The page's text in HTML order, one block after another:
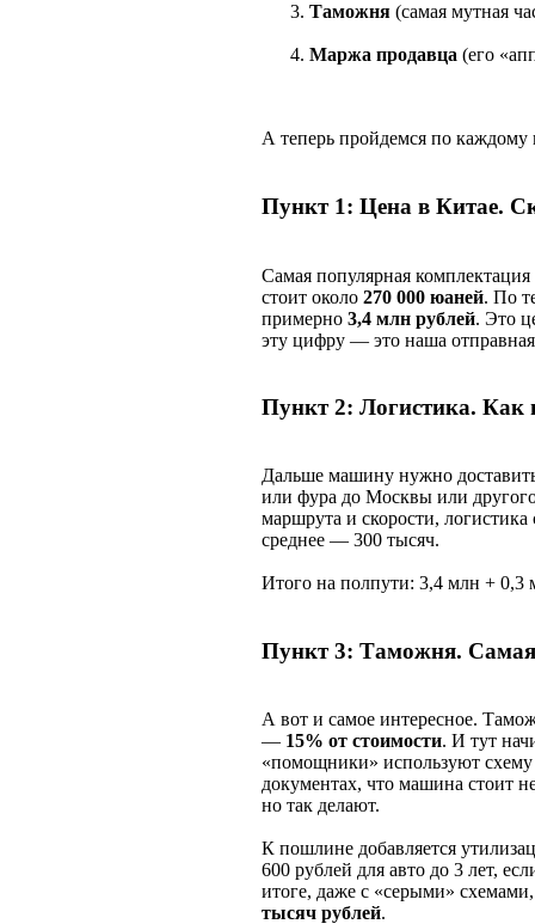
Таможня (самая мутная
Маржа продавца (его
А теперь пройдемся по
Пункт 1: Цена в Китае.
Самая популярная комплектация
стоит около 270 000 юаней. По
примерно 3,4 млн рублей. Это
эту цифру — это наша
Пункт 2: Логистика. Как
Дальше машину нужно
или фура до Москвы или
маршрута и скорости, логистика
среднее — 300 тысяч.
Итого на полпути: 3,4 млн + 0,3
Пункт 3: Таможня. Самая
А вот и самое интересное.
— 15% от стоимости. И тут
«помощники» используют
документах, что машина стоит
но так делают.
К пошлине добавляется
600 рублей для авто до 3 лет,
итоге, даже с «серыми»
тысяч рублей.